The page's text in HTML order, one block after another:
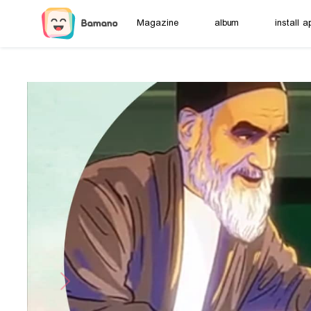
Magazine album install
Next